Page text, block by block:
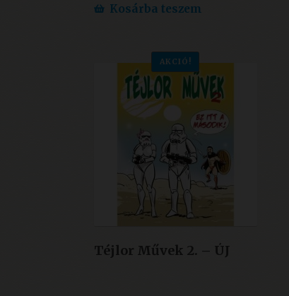
was:
is:
Kosárba teszem
Téjlor Művek 2. – ÚJ
AKCIÓ!